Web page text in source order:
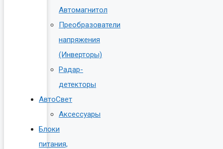
Автомагнитол
Преобразователи
напряжения
(Инверторы)
Радар-
детекторы
АвтоСвет
Аксессуары
Блоки
питания,